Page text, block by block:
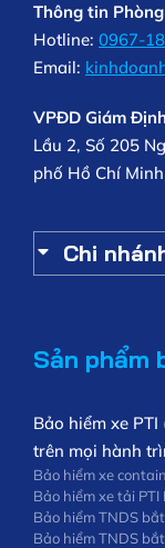
Thông tin
Hotline: 0967-
Email:
VPĐD Giám
Lầu 2, Số 205
phố Hồ Chí Minh
Chi
Sản phẩm
Bảo hiểm xe
trên mọi hành
Bảo hiểm xe
Bảo hiểm xe tải
Bảo hiểm TNDS
Bảo hiểm TNDS